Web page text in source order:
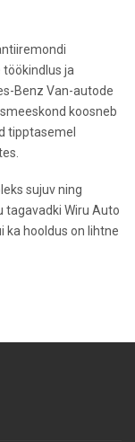
ja
Benz Van-autode
koosneb
tipptasemel
sujuv ning
Wiru Auto
ka hooldus on lihtne